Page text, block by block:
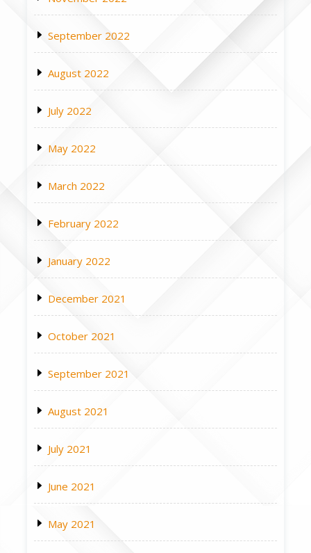
September 2022
August 2022
July 2022
May 2022
March 2022
February 2022
January 2022
December 2021
October 2021
September 2021
August 2021
July 2021
June 2021
May 2021